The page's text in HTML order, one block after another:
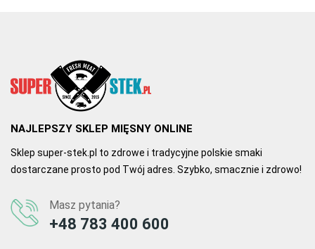
NAJLEPSZY SKLEP MIĘSNY ONLINE
Sklep super-stek.pl to zdrowe i tradycyjne polskie smaki
dostarczane prosto pod Twój adres. Szybko, smacznie i zdrowo!
Masz pytania?
+48 783 400 600